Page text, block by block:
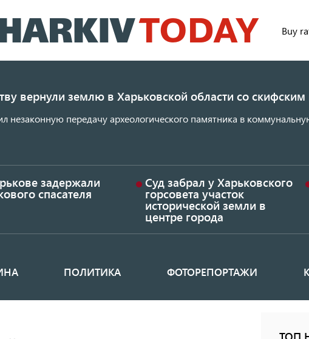
к
основному
Buy
вернули землю в Харьковской области со
незаконную передачу археологического памятника в
задержали
спасателя
Суд забрал у Харьковского
горсовета участок
исторической земли в
центре города
ПОЛИТИКА ФОТОРЕПОРТАЖИ